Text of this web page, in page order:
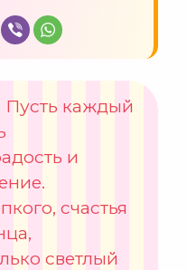
каждый
и
счастья
светлый